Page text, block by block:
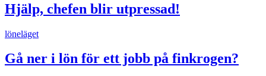
Hjälp, chefen blir utpressad!
löneläget
Gå ner i lön för ett jobb på finkrogen?